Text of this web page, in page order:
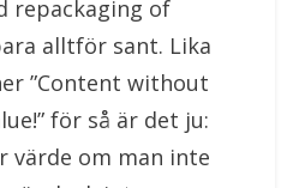
repackaging of
alltför sant. Lika
”Content without
för så är det ju:
värde om man inte